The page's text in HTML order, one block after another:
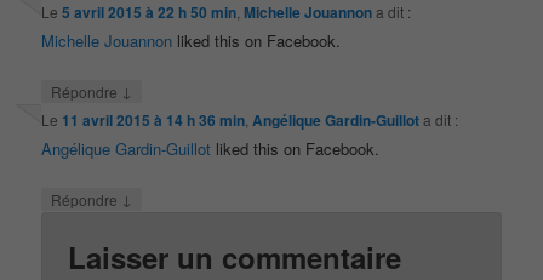
Le5 avril 2015 à 22 h 50 min Michelle Jouannona dit :
Michelle Jouannon liked this on Facebook.
Répondre ↓
Le 11 avril 2015 à 14 h 36 min Angélique Gardin-Guillota dit :
Angélique Gardin-Guillot liked this on Facebook.
Répondre ↓
Laisser un commentaire